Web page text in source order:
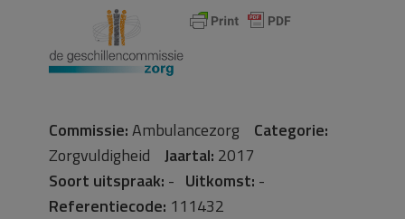
Commissie:Ambulancezorg Categorie:
Zorgvuldigheid Jaartal: 2017
Soort uitspraak: - Uitkomst: -
Referentiecode: 111432